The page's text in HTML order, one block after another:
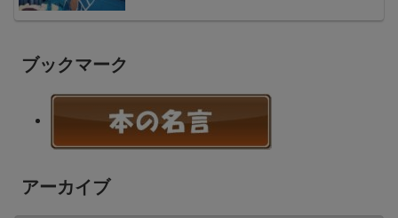
ブックマーク
アーカイブ